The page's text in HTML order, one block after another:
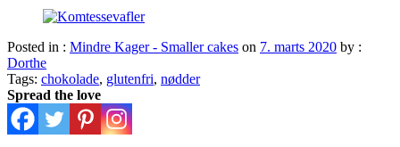
Posted in : Mindre Kager - Smaller cakes on 7. marts 2020 by :
Dorthe
Tags: chokolade, glutenfri, nødder
Spread the love